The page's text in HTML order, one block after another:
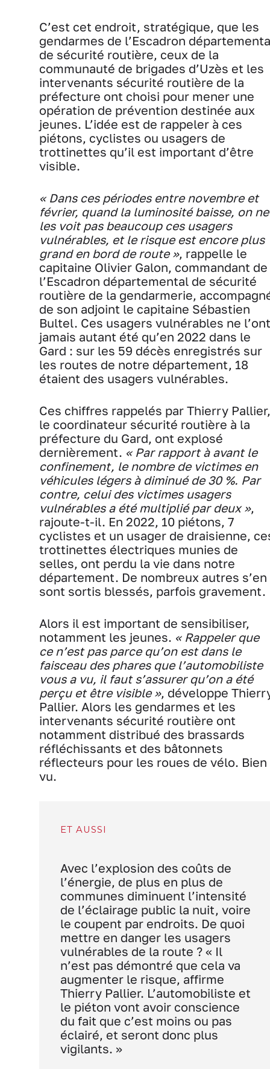
C’est cet endroit, stratégique, que les
gendarmes de l’Escadron
de sécurité routière, ceux de la
communauté de brigades d’Uzès et les
intervenants sécurité routière de la
préfecture ont choisi pour mener une
opération de prévention destinée aux
jeunes. L’idée est de rappeler à ces
piétons, cyclistes ou usagers de
trottinettes qu’il est important d’être
visible.
« Dans ces périodes entre novembre et
février, quand la luminosité baisse, on ne
les voit pas beaucoup ces usagers
vulnérables, et le risque est encore plus
grand en bord de route », rappelle le
capitaine Olivier Galon, commandant de
l’Escadron départemental de sécurité
routière de la gendarmerie,
de son adjoint le capitaine Sébastien
Bultel. Ces usagers vulnérables ne l’ont
jamais autant été qu’en 2022 dans le
Gard : sur les 59 décès enregistrés sur
les routes de notre département, 18
étaient des usagers vulnérables.
Ces chiffres rappelés par Thierry Pallier,
le coordinateur sécurité routière à la
préfecture du Gard, ont explosé
dernièrement. « Par rapport à avant le
confinement, le nombre de victimes en
véhicules légers à diminué de 30 %. Par
contre, celui des victimes usagers
vulnérables a été multiplié par deux »,
rajoute-t-il. En 2022, 10 piétons, 7
cyclistes et un usager de draisienne,
trottinettes électriques munies de
selles, ont perdu la vie dans notre
département. De nombreux autres s’en
sont sortis blessés, parfois gravement.
Alors il est important de sensibiliser,
notamment les jeunes. « Rappeler que
ce n’est pas parce qu’on est dans le
faisceau des phares que l’automobiliste
vous a vu, il faut s’assurer qu’on a été
perçu et être visible », développe
Pallier. Alors les gendarmes et les
intervenants sécurité routière ont
notamment distribué des brassards
réfléchissants et des bâtonnets
réflecteurs pour les roues de vélo. Bien
vu.
ET AUSSI
Avec l’explosion des coûts de
l’énergie, de plus en plus de
communes diminuent l’intensité
de l’éclairage public la nuit, voire
le coupent par endroits. De quoi
mettre en danger les usagers
vulnérables de la route ? « Il
n’est pas démontré que cela va
augmenter le risque, affirme
Thierry Pallier. L’automobiliste et
le piéton vont avoir conscience
du fait que c’est moins ou pas
éclairé, et seront donc plus
vigilants. »